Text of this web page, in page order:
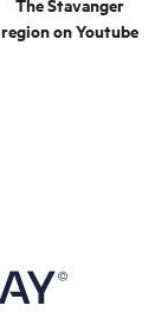
region on Youtube